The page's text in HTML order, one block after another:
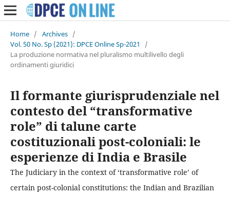
Home / Archives /
Vol. 50 No. Sp (2021): DPCE Online Sp-2021
/
La produzione normativa nel pluralismo multilivello degli
ordinamenti giuridici
Il formante giurisprudenziale nel
contesto del “transformative
role” di talune carte
costituzionali post-coloniali: le
esperienze di India e Brasile
The Judiciary in the context of ‘transformative role’ of
certain post-colonial constitutions: the Indian and Brazilian